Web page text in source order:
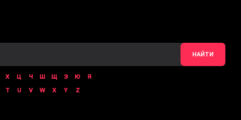
НАЙТИ
Х Ц Ч Ш Щ Э Ю
Я
T U V W X Y Z